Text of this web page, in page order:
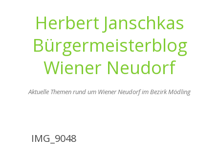
Herbert Janschkas
Bürgermeisterblog
Wiener Neudorf
Aktuelle Themen rund um Wiener Neudorf im Bezirk Mödling
IMG_9048